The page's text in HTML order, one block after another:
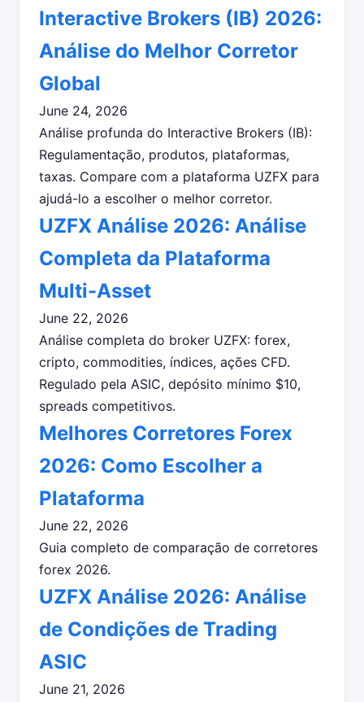
Interactive Brokers (IB) 2026:
Análise do Melhor Corretor
Global
June 24, 2026
Análise profunda do Interactive Brokers (IB):
Regulamentação, produtos, plataformas,
taxas. Compare com a plataforma UZFX para
ajudá-lo a escolher o melhor corretor.
UZFX Análise 2026: Análise
Completa da Plataforma
Multi-Asset
June 22, 2026
Análise completa do broker UZFX: forex,
cripto, commodities, índices, ações CFD.
Regulado pela ASIC, depósito mínimo $10,
spreads competitivos.
Melhores Corretores Forex
2026: Como Escolher a
Plataforma
June 22, 2026
Guia completo de comparação de corretores
forex 2026.
UZFX Análise 2026: Análise
de Condições de Trading
ASIC
June 21, 2026